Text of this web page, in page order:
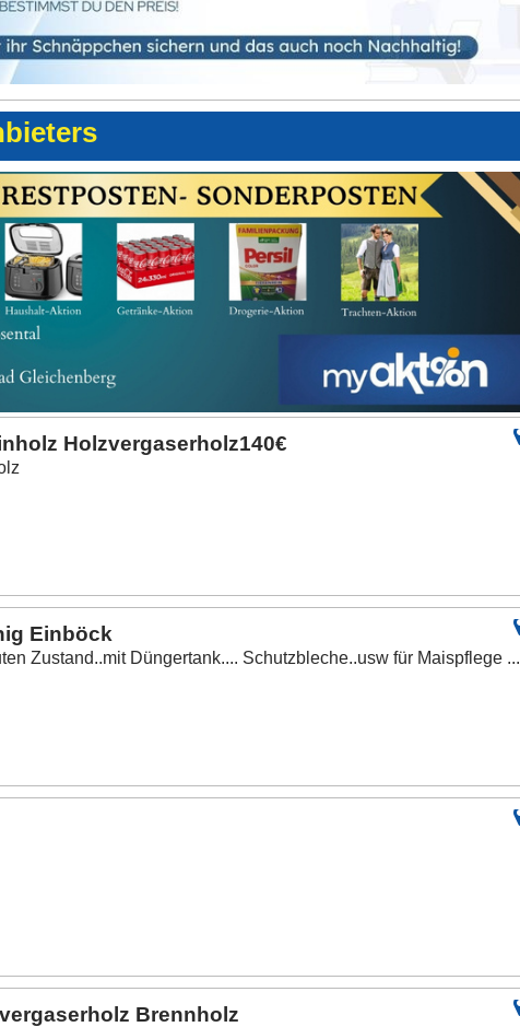
Holzvergaserholz140€
Einböck
Zustand..mit Düngertank.... Schutzbleche..usw für Maispflege ...
Brennholz